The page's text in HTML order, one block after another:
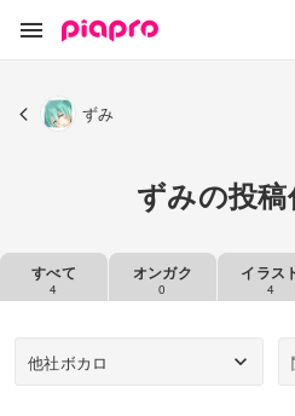
ずみ
ずみの投
すべて
4
オンガク
0
イラス
4
他社ボカロ